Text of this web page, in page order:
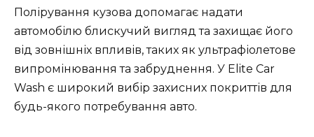
Полірування кузова допомагає надати
автомобілю блискучий вигляд та захищає його
від зовнішніх впливів, таких як ультрафіолетове
випромінювання та забруднення. У Elite Car
Wash є широкий вибір захисних покриттів для
будь-якого потребування авто.